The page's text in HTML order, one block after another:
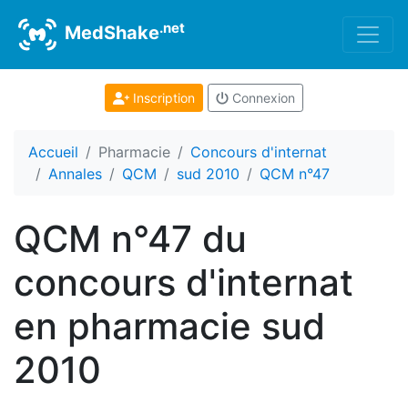
MedShake.net
Inscription Connexion
Accueil Pharmacie
Concours d'internat
Annales
QCM sud 2010 QCM n°47
QCM n°47 du
concours d'internat
en pharmacie sud
2010